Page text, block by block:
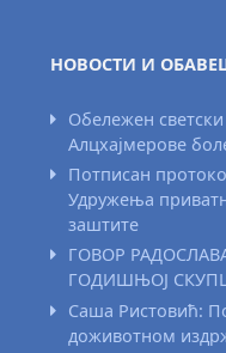
НОВОСТИ И
Обележен
Алцхајмерове
Потписан
Удружења
заштите
ГОВОР
ГОДИШЊОЈ
Саша Ристовић:
доживотном